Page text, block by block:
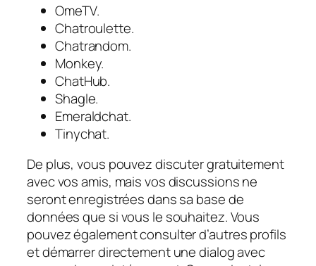
OmeTV.
Chatroulette.
Chatrandom.
Monkey.
ChatHub.
Shagle.
Emeraldchat.
Tinychat.
De plus, vous pouvez discuter gratuitement
avec vos amis, mais vos discussions ne
seront enregistrées dans sa base de
données que si vous le souhaitez. Vous
pouvez également consulter d’autres profils
et démarrer directement une dialog avec